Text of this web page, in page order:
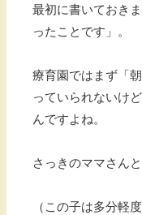
最初に書いておき
ったことです」。
療育園ではまず「
っていられないけ
んですよね。
さっきのママさん
（この子は多分軽